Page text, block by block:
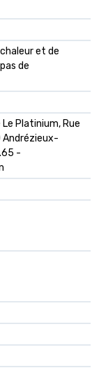
et de
de
Le Platinium, Rue
Andrézieux-
-